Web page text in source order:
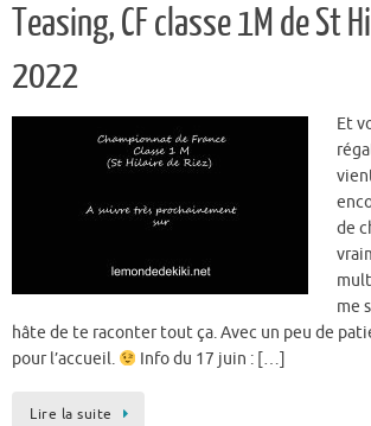
Teasing, CF classe 1M de St
2022
Et
de
me
hâte de te raconter tout ça. Avec un peu de
pour l’accueil.
Info du 17 juin : […]
Lire la suite